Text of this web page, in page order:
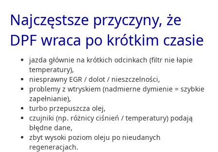
Najczęstsze przyczyny, że
DPF wraca po krótkim czasie
jazda głównie na krótkich odcinkach (filtr nie łapie
temperatury),
niesprawny EGR / dolot / nieszczelności,
problemy z wtryskiem (nadmierne dymienie = szybkie
zapełnianie),
turbo przepuszcza olej,
czujniki (np. różnicy ciśnień / temperatury) podają
błędne dane,
zbyt wysoki poziom oleju po nieudanych
regeneracjach.